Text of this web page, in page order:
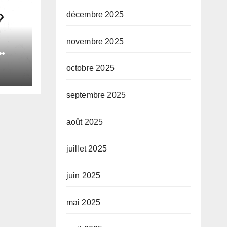
décembre 2025
novembre 2025
octobre 2025
septembre 2025
août 2025
juillet 2025
juin 2025
mai 2025